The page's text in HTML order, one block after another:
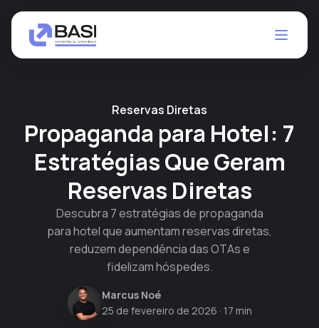
Reservas Diretas
Propaganda para Hotel: 7
Estratégias Que Geram
Reservas Diretas
Descubra 7 estratégias de propaganda
para hotel que aumentam reservas diretas,
reduzem dependência das OTAs e
fidelizam hóspedes.
Marcus Noé
25 de fevereiro de 2026 · 17 min